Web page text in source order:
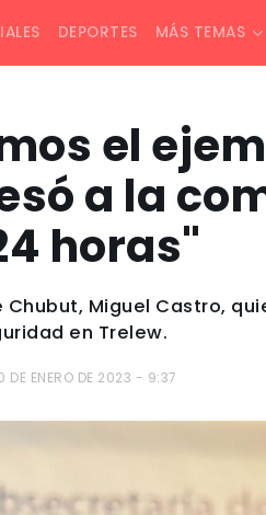
DEPORTES MÁS TEMAS
el
a la
horas"
Miguel Castro,
en Trelew.
DE ENERO DE 2023 - 9:37